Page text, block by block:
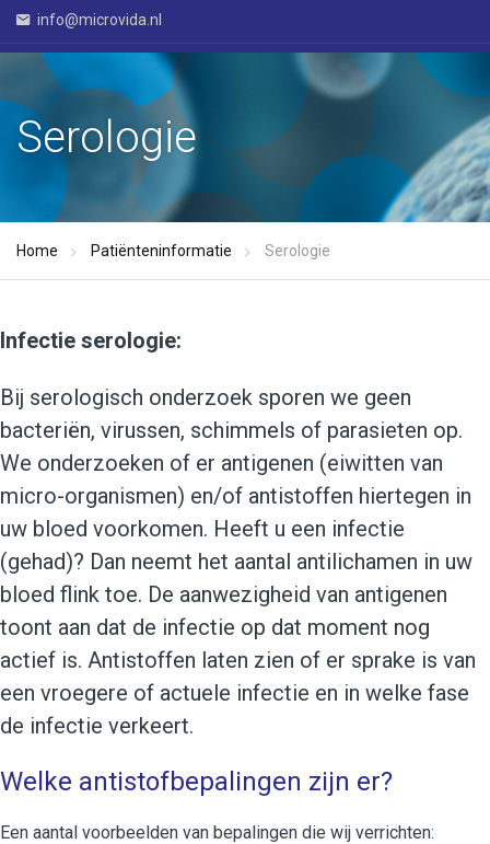
info@microvida.nl
Serologie
Home Patiënteninformatie Serologie
Infectie serologie:
Bij serologisch onderzoek sporen we geen
bacteriën, virussen, schimmels of parasieten op.
We onderzoeken of er antigenen (eiwitten van
micro-organismen) en/of antistoffen hiertegen in
uw bloed voorkomen. Heeft u een infectie
(gehad)? Dan neemt het aantal antilichamen in uw
bloed flink toe. De aanwezigheid van antigenen
toont aan dat de infectie op dat moment nog
actief is. Antistoffen laten zien of er sprake is van
een vroegere of actuele infectie en in welke fase
de infectie verkeert.
Welke antistofbepalingen zijn er?
Een aantal voorbeelden van bepalingen die wij verrichten: